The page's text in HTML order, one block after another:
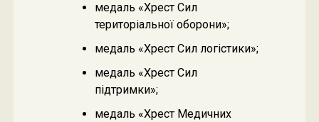
медаль «Хрест Сил
територіальної оборони»;
медаль «Хрест Сил логістики»;
медаль «Хрест Сил
підтримки»;
медаль «Хрест Медичних